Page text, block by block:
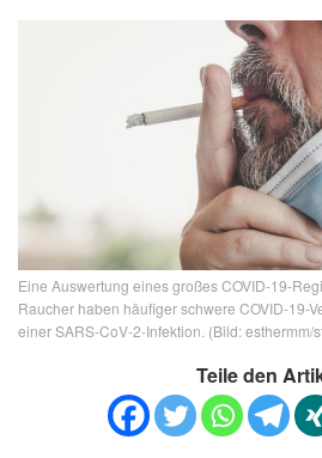
Eine Auswertung eines großes COVID-19-
Raucher haben häufiger schwere COVID-19-
einer SARS-CoV-2-Infektion. (Bild: esthermm/
Teile den